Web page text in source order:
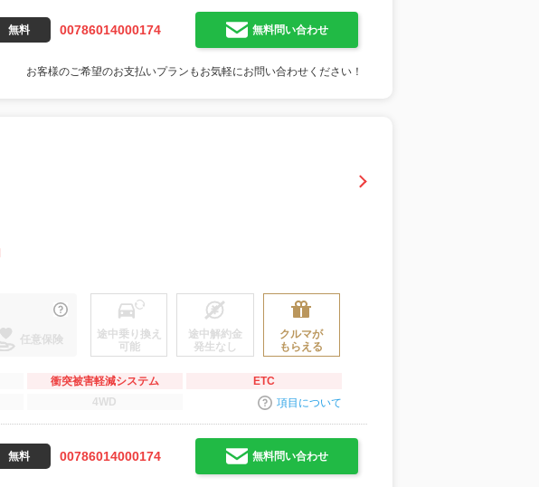
無料 00786014000174 無料問い合わせ
お客様のご希望のお支払いプランもお気軽にお問い合わせください！
任意保険
途中乗り換え
可能
途中解約金
発生なし
クルマが
もらえる
衝突被害軽減システム
ETC
4WD 項目について
無料 00786014000174 無料問い合わせ